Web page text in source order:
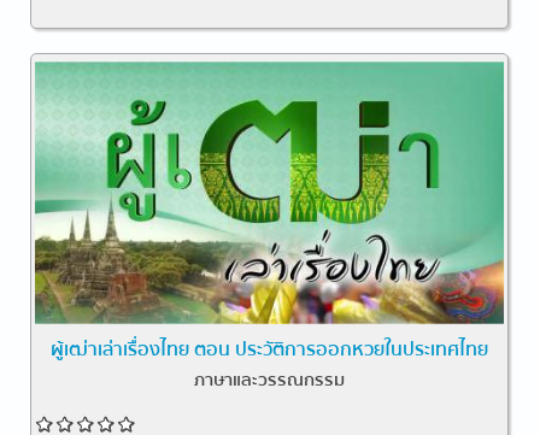
ผู้เฒ่าเล่าเรื่องไทย ตอน ประวัติการออกหวยในประเทศไทย
ภาษาและวรรณกรรม